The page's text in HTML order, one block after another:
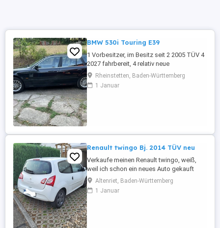
BMW 530i Touring E39
1 Vorbesitzer, im Besitz seit 2 2005 TÜV 4
2027 fahrbereit, 4 relativ neue
Sommerreifen, 4 relativ neue Winterreifen
mit Alufelgen, regelmäßige Inspektion,
Automatikgetriebe neu 2020 mit ca. 249
Rheinstetten, Baden-Württemberg
1 Januar
Renault twingo Bj. 2014 TÜV neu
Verkaufe meinen Renault twingo, weiß,
weil ich schon ein neues Auto gekauft
habe und es nicht mehr brauche. Er fährt
tadellos, sehr zuverlässiges Auto, bin sehr
zufrieden, möchte aber nicht zwei Autos
Altenriet, Baden-Württemberg
1 Januar